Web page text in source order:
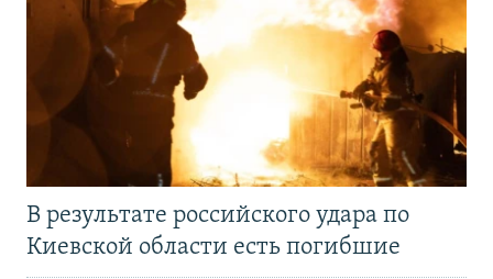
В результате российского удара по
Киевской области есть погибшие